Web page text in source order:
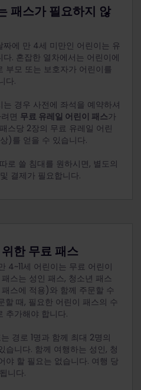
패스가 필요하지 않
에 만 4세 미만인 어린이는 유
다. 혼잡한 열차에서는 어린이에
부모 또는 보호자가 어린이를
다.
경우 사전에 좌석을 예약하셔
면 무료 유레일 어린이 패스가
스당 2장의 무료 유레일 어린
)를 얻을 수 있습니다.
로 쓸 침대를 원하시면, 별도의
결제가 필요합니다.
한 무료 패스
4~11세 어린이는 무료 어린이
스는 성인 패스, 청소년 패스
스에 적용)와 함께 주문할 수
할 때, 필요한 어린이 패스의 수
추가해야 합니다.
경로 1명과 함께 최대 2명의
습니다. 함께 여행하는 성인, 청
야 할 필요는 없습니다. 여행 당
니다.